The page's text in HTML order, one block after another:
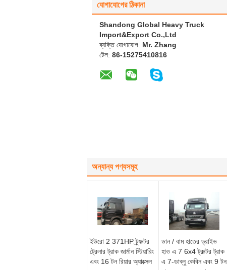
যোগাযোগের ঠিকানা
Shandong Global Heavy Truck
Import&Export Co.,Ltd
ব্যক্তি যোগাযোগ: Mr. Zhang
টেল: 86-15275410816
অন্যান্য পণ্যসমূহ
ইউরো 2 371HP ট্র্যাক্টর
ট্রেলার ট্রাক জার্মান স্টিয়ারিং
এবং 16 টন রিয়ার অ্যাক্সেল
ডান / বাম হাতের ড্রাইভ
হাও এ 7 6x4 ট্রাক্টর ট্রাক
এ 7-ডাব্লু কেবিন এবং 9 টন